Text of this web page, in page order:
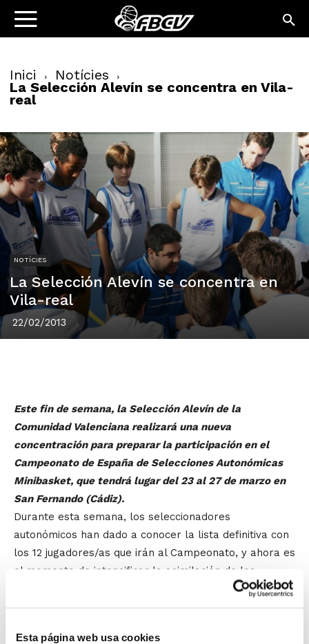
Esta página web usa cookies
Inici Notícies
La Selección Alevín se concentra en Vila-
real
NOTÍCIES
La Selección Alevín se concentra en
Vila-real
22/02/2013
Este fin de semana, la Selección Alevín de la
Comunidad Valenciana realizará una nueva
concentración para preparar la participación en el
Campeonato de España de Selecciones Autonómicas
Minibasket, que tendrá lugar del 23 al 27 de marzo en
San Fernando (Cádiz).
Durante esta semana, los seleccionadores
autonómicos han dado a conocer la lista definitiva con
los 12 jugadores/as que irán al Campeonato, y ahora es
el momento de intensificar la asimilación de los
conceptos de juego y de introducir diferentes